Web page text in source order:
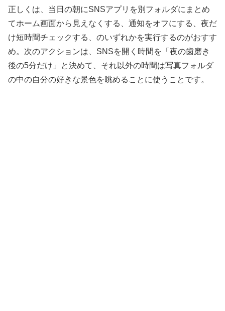
正しくは、当日の朝にSNSアプリを別フォルダにまとめ
てホーム画面から見えなくする、通知をオフにする、夜だ
け短時間チェックする、のいずれかを実行するのがおすす
め。次のアクションは、SNSを開く時間を「夜の歯磨き
後の5分だけ」と決めて、それ以外の時間は写真フォルダ
の中の自分の好きな景色を眺めることに使うことです。